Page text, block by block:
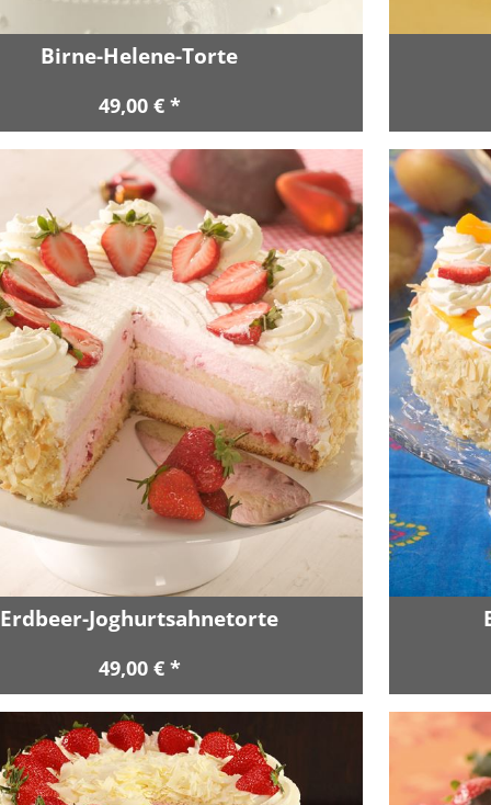
Birne-Helene-Torte
49,00 € *
Erdbeer-Joghurtsahnetorte
49,00 € *